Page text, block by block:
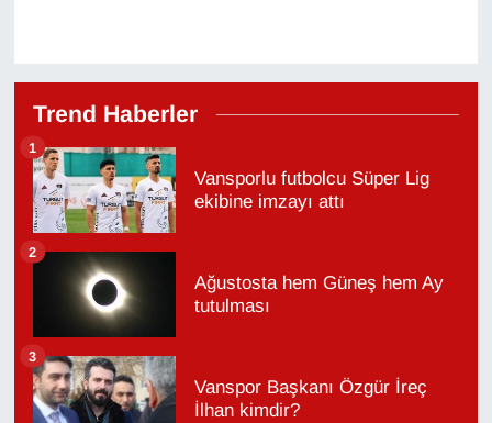
Trend Haberler
Vansporlu futbolcu Süper Lig
ekibine imzayı attı
1
Ağustosta hem Güneş hem Ay
tutulması
2
Vanspor Başkanı Özgür İreç
İlhan kimdir?
3